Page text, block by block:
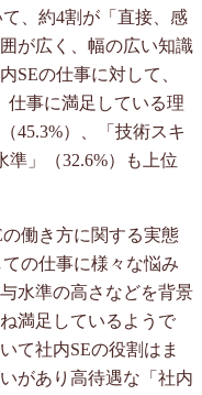
、約4割が「直接、感
が広く、幅の広い知識
SEの仕事に対して、
仕事に満足している理
45.3%）、「技術スキ
準」（32.6%）も上位
働き方に関する実態
の仕事に様々な悩み
水準の高さなどを背景
満足しているようで
て社内SEの役割はま
があり高待遇な「社内